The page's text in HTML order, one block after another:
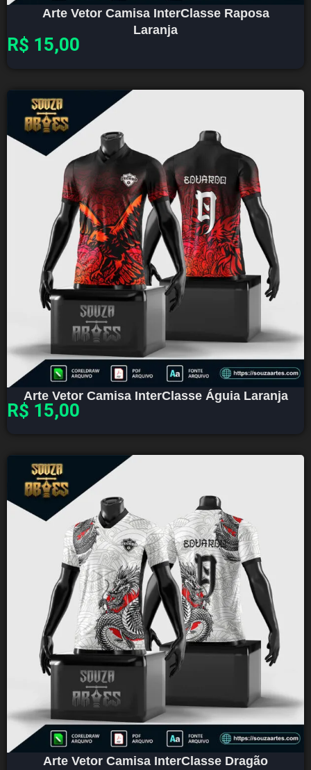
Arte Vetor Camisa InterClasse Raposa
Laranja
R$ 15,00
Arte Vetor Camisa InterClasse Águia Laranja
R$ 15,00
Arte Vetor Camisa InterClasse Dragão